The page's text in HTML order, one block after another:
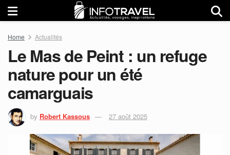
Home Actualités
Le Mas de Peint : un refuge
nature pour un été
camarguais
by Robert Kassous 27 août 2025